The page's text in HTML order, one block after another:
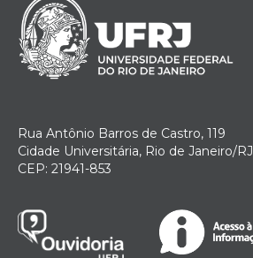
Rua Antônio Barros de Castro, 119
Cidade Universitária, Rio de Janeiro/RJ
CEP: 21941-853